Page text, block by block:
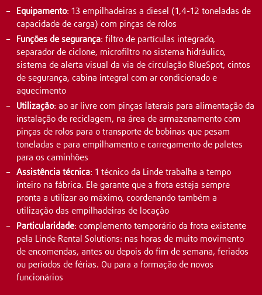
Equipamento: 13 empilhadeiras a diesel (1,4-12 toneladas de
capacidade de carga) com pinças de rolos
Funções de segurança: filtro de partículas integrado,
separador de ciclone, microfiltro no sistema hidráulico,
sistema de alerta visual da via de circulação BlueSpot, cintos
de segurança, cabina integral com ar condicionado e
aquecimento
Utilização: ao ar livre com pinças laterais para alimentação da
instalação de reciclagem, na área de armazenamento com
pinças de rolos para o transporte de bobinas que pesam
toneladas e para empilhamento e carregamento de paletes
para os caminhões
Assistência técnica: 1 técnico da Linde trabalha a tempo
inteiro na fábrica. Ele garante que a frota esteja sempre
pronta a utilizar ao máximo, coordenando também a
utilização das empilhadeiras de locação
Particularidade: complemento temporário da frota existente
pela Linde Rental Solutions: nas horas de muito movimento
de encomendas, antes ou depois do fim de semana, feriados
ou períodos de férias. Ou para a formação de novos
funcionários